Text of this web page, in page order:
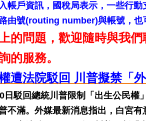
帳戶資訊，國稅局表示，一些行
由號(routing number)與帳號，也
的問題，歡迎隨時與我
的服務。
遭法院駁回 川普擬禁「
日駁回總統川普限制「出生公民權
不滿。外媒最新消息指出，白宮